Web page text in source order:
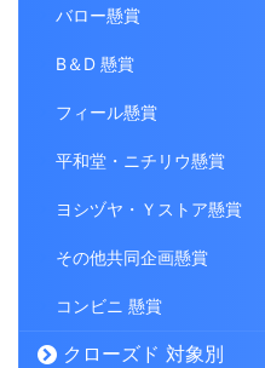
バロー懸賞
B＆D 懸賞
フィール懸賞
平和堂・ニチリウ懸賞
ヨシヅヤ・Ｙストア懸賞
その他共同企画懸賞
コンビニ 懸賞
クローズド 対象別